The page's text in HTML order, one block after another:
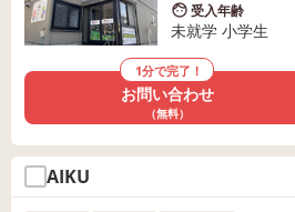
受入年齢
未就学 小学生
1分で完了！
お問い合わせ
（無料）
AIKU